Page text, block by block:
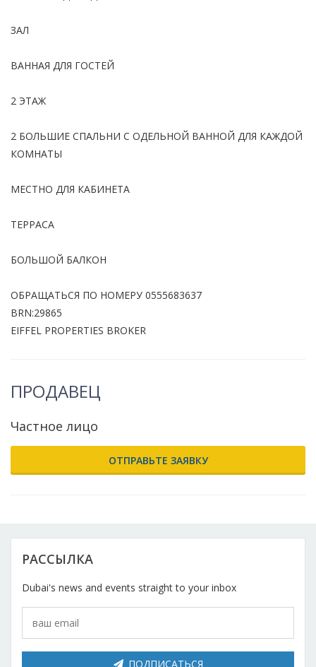
ЗАЛ
ВАННАЯ ДЛЯ ГОСТЕЙ
2 ЭТАЖ
2 БОЛЬШИЕ СПАЛЬНИ С ОДЕЛЬНОЙ ВАННОЙ ДЛЯ КАЖДОЙ
КОМНАТЫ
МЕСТНО ДЛЯ КАБИНЕТА
ТЕРРАСА
БОЛЬШОЙ БАЛКОН
ОБРАЩАТЬСЯ ПО НОМЕРУ 0555683637
BRN:29865
EIFFEL PROPERTIES BROKER
ПРОДАВЕЦ
Частное лицо
ОТПРАВЬТЕ ЗАЯВКУ
РАССЫЛКА
Dubai's news and events straight to your inbox
ПОДПИСАТЬСЯ